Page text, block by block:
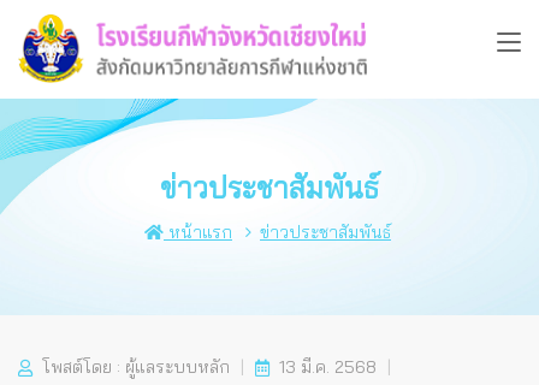
ข่าวประชาสัมพันธ์
หน้าแรก ข่าวประชาสัมพันธ์
โพสต์โดย : ผู้แลระบบหลัก
13 มี.ค. 2568